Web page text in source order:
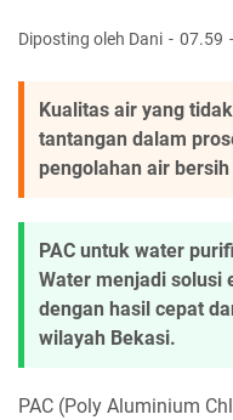
Diposting oleh Dani 07.59
Kualitas air yang
tantangan dalam
pengolahan air
PAC untuk water
Water menjadi
dengan hasil cepat
wilayah Bekasi.
PAC (Poly Aluminium